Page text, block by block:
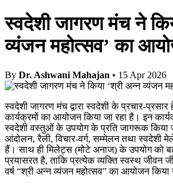
स्वदेशी जागरण मंच ने
व्यंजन महोत्सव’ का
By Dr. Ashwani Mahajan • 15 Apr 2026
स्वदेशी जागरण मंच द्वारा स्वदेशी के प्रचार-प्रसार
कार्यक्रमों का आयोजन किया जा रहा है। इन
स्वदेशी वस्तुओं के उपयोग के प्रति जागरूक किया
आंदोलन, रैली, विचार-वर्ग, सम्मेलन तथा स्वदेशी
हैं। साथ ही मिलेट्स (मोटे अनाज) के उपयोग को
प्रयासरत है, ताकि प्रत्येक व्यक्ति स्वस्थ जीवन
वर्ष “श्री अन्न व्यंजन महोत्सव” का आयोजन किया